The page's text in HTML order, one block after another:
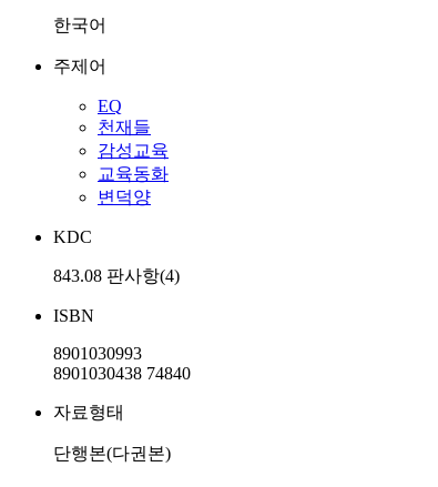
한국어
주제어
EQ
천재들
감성교육
교육동화
변덕양
KDC
843.08 판사항(4)
ISBN
8901030993
8901030438 74840
자료형태
단행본(다권본)